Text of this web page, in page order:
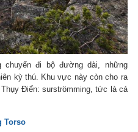
chuyến đi bộ đường dài, những
kỳ thú. Khu vực này còn cho ra
Thụy Điển: surströmming, tức là cá
Torso